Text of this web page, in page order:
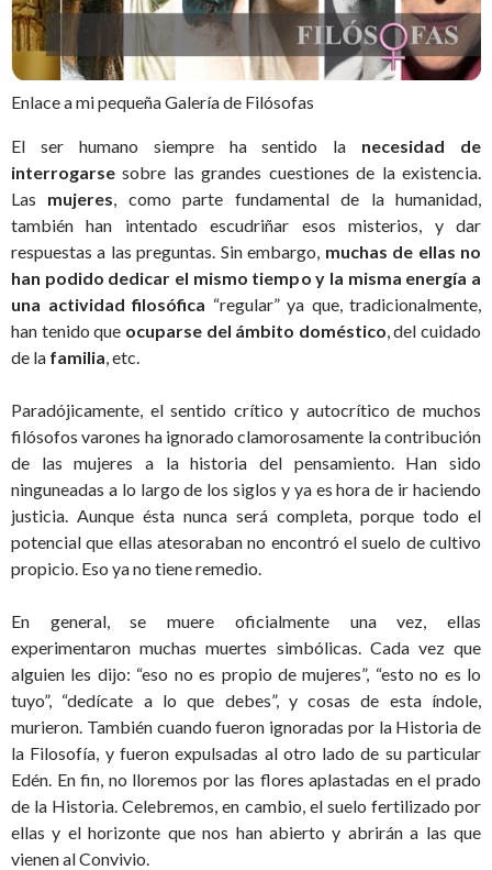
Enlace a mi pequeña Galería de Filósofas
El ser humano siempre ha sentido la necesidad de
interrogarsesobre las grandes cuestiones de la existencia.
Las mujeres , como parte fundamental de la humanidad,
también han intentado escudriñar esos misterios, y dar
respuestas a las preguntas. Sin embargo, muchas de ellas no
han podido dedicar el mismo tiempo y la misma energía a
una actividad filosófica “regular” ya que, tradicionalmente,
han tenido que ocuparse del ámbito doméstico , del cuidado
de la familia , etc.
Paradójicamente, el sentido crítico y autocrítico de muchos
filósofos varones ha ignorado clamorosamente la contribución
de las mujeres a la historia del pensamiento. Han sido
ninguneadas a lo largo de los siglos y ya es hora de ir haciendo
justicia. Aunque ésta nunca será completa, porque todo el
potencial que ellas atesoraban no encontró el suelo de cultivo
propicio. Eso ya no tiene remedio.
En general, se muere oficialmente una vez, ellas
experimentaron muchas muertes simbólicas. Cada vez que
alguien les dijo: “eso no es propio de mujeres”, “esto no es lo
tuyo”, “dedícate a lo que debes”, y cosas de esta índole,
murieron. También cuando fueron ignoradas por la Historia de
la Filosofía, y fueron expulsadas al otro lado de su particular
Edén. En fin, no lloremos por las flores aplastadas en el prado
de la Historia. Celebremos, en cambio, el suelo fertilizado por
ellas y el horizonte que nos han abierto y abrirán a las que
vienen al Convivio.